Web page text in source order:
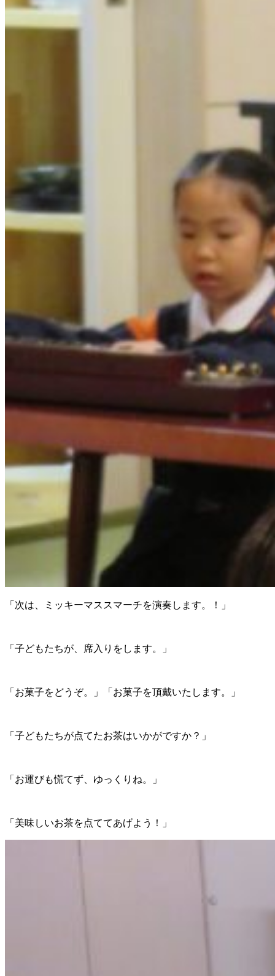
「次は、ミッキーマススマーチを演奏します。！」
「子どもたちが、席入りをします。」
「お菓子をどうぞ。」「お菓子を頂戴いたします。」
「子どもたちが点てたお茶はいかがですか？」
「お運びも慌てず、ゆっくりね。」
「美味しいお茶を点ててあげよう！」